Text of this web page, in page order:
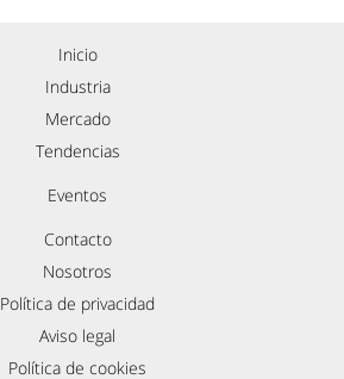
Inicio
Industria
Mercado
Tendencias
Eventos
Contacto
Nosotros
Política de privacidad
Aviso legal
Política de cookies